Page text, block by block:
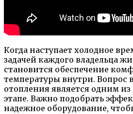
Когда наступает холодное
задачей каждого владельца
становится обеспечение
температуры внутри. Вопрос
отопления является одним
этапе. Важно подобрать
надежное оборудование,